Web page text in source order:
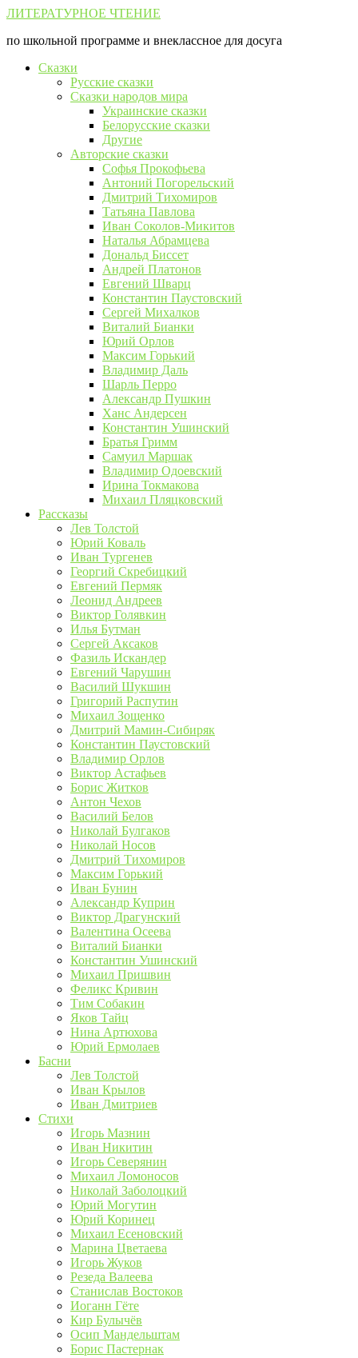
Перейти
контенту
ЛИТЕРАТУРНОЕ ЧТЕНИЕ
по школьной программе и внеклассное для досуга
Сказки
Русские сказки
Сказки народов мира
Украинские сказки
Белорусские сказки
Другие
Авторские сказки
Софья Прокофьева
Антоний Погорельский
Дмитрий Тихомиров
Татьяна Павлова
Иван Соколов-Микитов
Наталья Абрамцева
Дональд Биссет
Андрей Платонов
Евгений Шварц
Константин Паустовский
Сергей Михалков
Виталий Бианки
Юрий Орлов
Максим Горький
Владимир Даль
Шарль Перро
Александр Пушкин
Ханс Андерсен
Константин Ушинский
Братья Гримм
Самуил Маршак
Владимир Одоевский
Ирина Токмакова
Михаил Пляцковский
Рассказы
Лев Толстой
Юрий Коваль
Иван Тургенев
Георгий Скребицкий
Евгений Пермяк
Леонид Андреев
Виктор Голявкин
Илья Бутман
Сергей Аксаков
Фазиль Искандер
Евгений Чарушин
Василий Шукшин
Григорий Распутин
Михаил Зощенко
Дмитрий Мамин-Сибиряк
Константин Паустовский
Владимир Орлов
Виктор Астафьев
Борис Житков
Антон Чехов
Василий Белов
Николай Булгаков
Николай Носов
Дмитрий Тихомиров
Максим Горький
Иван Бунин
Александр Куприн
Виктор Драгунский
Валентина Осеева
Виталий Бианки
Константин Ушинский
Михаил Пришвин
Феликс Кривин
Тим Собакин
Яков Тайц
Нина Артюхова
Юрий Ермолаев
Басни
Лев Толстой
Иван Крылов
Иван Дмитриев
Стихи
Игорь Мазнин
Иван Никитин
Игорь Северянин
Михаил Ломоносов
Николай Заболоцкий
Юрий Могутин
Юрий Коринец
Михаил Есеновский
Марина Цветаева
Игорь Жуков
Резеда Валеева
Станислав Востоков
Иоганн Гёте
Кир Булычёв
Осип Мандельштам
Борис Пастернак